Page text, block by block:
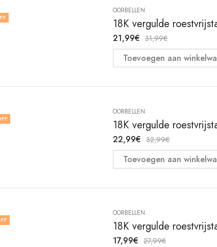
OORBELLEN
18K vergulde
21,99€ 31,99€
Toevoegen aan
OORBELLEN
18K vergulde
22,99€ 32,99€
Toevoegen aan
OORBELLEN
18K vergulde
17,99€ 27,99€